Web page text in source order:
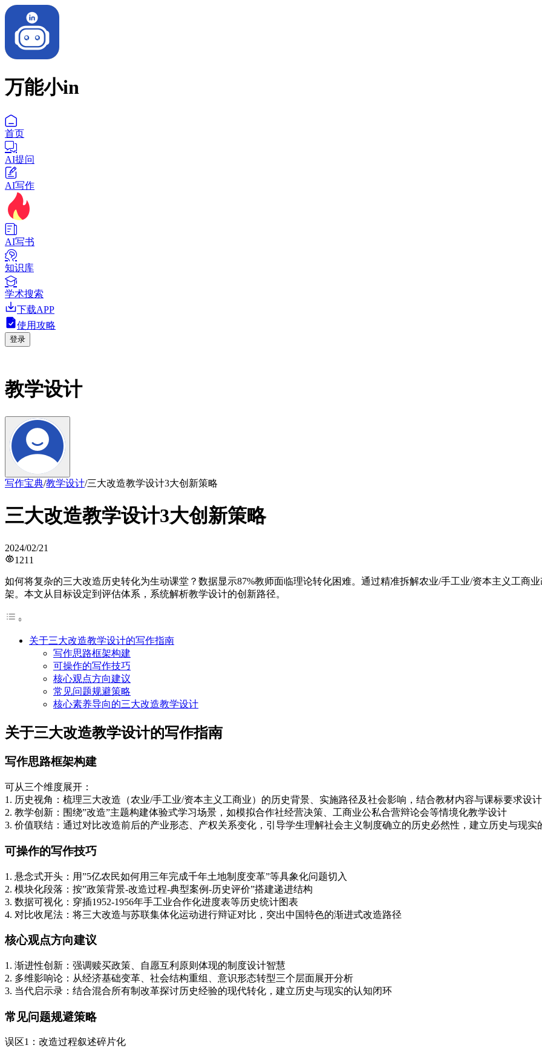
万能小in
首页
AI提问
AI写作
AI写书
知识库
学术搜索
下载APP
使用攻略
登录
教学设计
写作宝典/教学设计/三大改造教学设计3大创新策略
三大改造教学设计3大创新策略
2024/02/21
1211
如何将复杂的三大改造历史转化为生动课堂？数据显示87%教师面临理论转化困难。通过精准拆解农业/手工业/资本主义工商
架。本文从目标设定到评估体系，系统解析教学设计的创新路径。
关于三大改造教学设计的写作指南
写作思路框架构建
可操作的写作技巧
核心观点方向建议
常见问题规避策略
核心素养导向的三大改造教学设计
关于三大改造教学设计的写作指南
写作思路框架构建
可从三个维度展开：
1. 历史视角：梳理三大改造（农业/手工业/资本主义工商业）的历史背景、实施路径及社会影响，结合教材内容与课标要求设
2. 教学创新：围绕”改造”主题构建体验式学习场景，如模拟合作社经营决策、工商业公私合营辩论会等情境化教学设计
3. 价值联结：通过对比改造前后的产业形态、产权关系变化，引导学生理解社会主义制度确立的历史必然性，建立历史与现实
可操作的写作技巧
1. 悬念式开头：用”5亿农民如何用三年完成千年土地制度变革”等具象化问题切入
2. 模块化段落：按”政策背景-改造过程-典型案例-历史评价”搭建递进结构
3. 数据可视化：穿插1952-1956年手工业合作化进度表等历史统计图表
4. 对比收尾法：将三大改造与苏联集体化运动进行辩证对比，突出中国特色的渐进式改造路径
核心观点方向建议
1. 渐进性创新：强调赎买政策、自愿互利原则体现的制度设计智慧
2. 多维影响论：从经济基础变革、社会结构重组、意识形态转型三个层面展开分析
3. 当代启示录：结合混合所有制改革探讨历史经验的现代转化，建立历史与现实的认知闭环
常见问题规避策略
误区1：改造过程叙述碎片化